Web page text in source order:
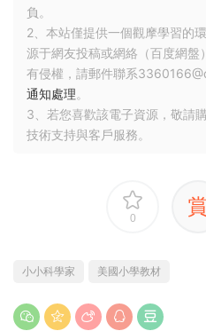
負。
2、本站僅提供一個觀摩學習的
源于網友投稿或網絡（百度網盤
有侵權，請郵件聯系
通知處理。
3、若您喜歡該電子資源，敬請
技術支持與客戶服務。
0
小小科學家 美國小學教材